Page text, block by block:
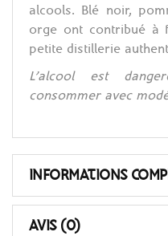
alcools. Blé noir,
orge ont contribué à
petite distillerie
L’alcool est
consommer avec
INFORMATIONS
AVIS (0)